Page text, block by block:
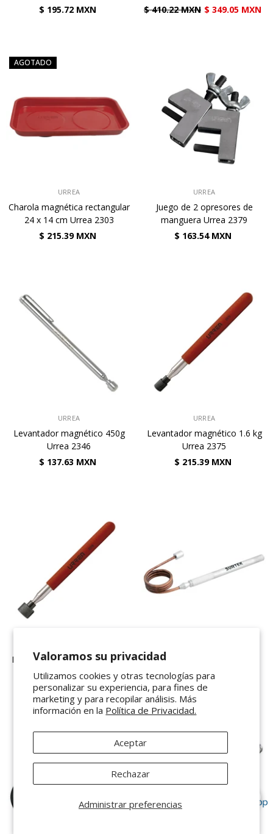
Valoramos su privacidad
Utilizamos cookies y otras tecnologías para
personalizar su experiencia, para fines de
marketing y para recopilar análisis. Más
información en la Política de Privacidad.
Administrar preferencias
Aceptar
Rechazar
$ 195.72 MXN
$ 410.22 MXN $ 349.05 MXN
AGOTADO
URREA
Charola magnética rectangular
24 x 14 cm Urrea 2303
$ 215.39 MXN
URREA
Juego de 2 opresores de
manguera Urrea 2379
$ 163.54 MXN
URREA
Levantador magnético 450g
Urrea 2346
$ 137.63 MXN
URREA
Levantador magnético 1.6 kg
Urrea 2375
$ 215.39 MXN
Levantador magnético 3.6 kg
Urrea 2376
$ 244.88 MXN
Levantador magnético de
cobre 0.45kg Surtek MT03
$ 76.87 MXN